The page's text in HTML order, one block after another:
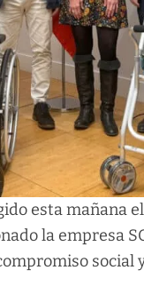
esta mañana
la empresa